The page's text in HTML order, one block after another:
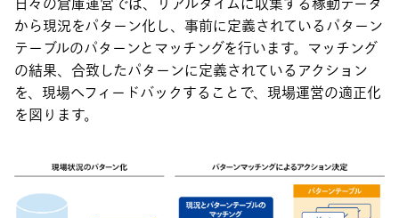
から現況をパターン化し、事前に定義されているパターン
テーブルのパターンとマッチングを行います。マッチング
の結果、合致したパターンに定義されているアクション
を、現場へフィードバックすることで、現場運営の適正化
を図ります。